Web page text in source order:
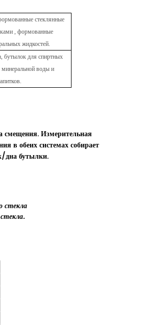
стеклянные
, формованные
жидкостей.
бутылок для спиртных
минеральной воды и
смещения. Измерительная
в обеих системах собирает
дна бутылки.
стекла